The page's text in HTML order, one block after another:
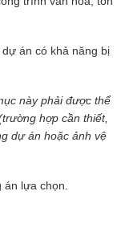
án có khả năng bị
này phải được thể
hợp cần thiết,
dự án hoặc ảnh vệ
lựa chọn.